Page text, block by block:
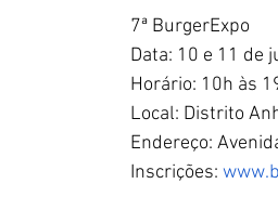
7ª BurgerExpo
Data: 10 e 11 de
Horário: 10h às
Local: Distrito
Endereço:
Inscrições: